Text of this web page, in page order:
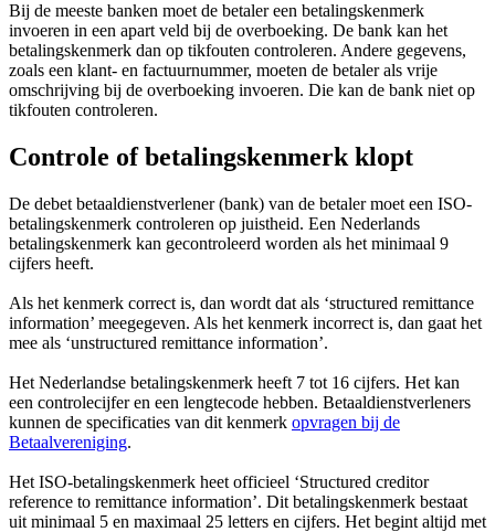
Bij de meeste banken moet de betaler een betalingskenmerk
invoeren in een apart veld bij de overboeking. De bank kan het
betalingskenmerk dan op tikfouten controleren. Andere gegevens,
zoals een klant- en factuurnummer, moeten de betaler als vrije
omschrijving bij de overboeking invoeren. Die kan de bank niet op
tikfouten controleren.
Controle of betalingskenmerk klopt
De debet betaaldienstverlener (bank) van de betaler moet een ISO-
betalingskenmerk controleren op juistheid. Een Nederlands
betalingskenmerk kan gecontroleerd worden als het minimaal 9
cijfers heeft.
Als het kenmerk correct is, dan wordt dat als ‘structured remittance
information’ meegegeven. Als het kenmerk incorrect is, dan gaat het
mee als ‘unstructured remittance information’.
Het Nederlandse betalingskenmerk heeft 7 tot 16 cijfers. Het kan
een controlecijfer en een lengtecode hebben. Betaaldienstverleners
kunnen de specificaties van dit kenmerk opvragen bij de
Betaalvereniging.
Het ISO-betalingskenmerk heet officieel ‘Structured creditor
reference to remittance information’. Dit betalingskenmerk bestaat
uit minimaal 5 en maximaal 25 letters en cijfers. Het begint altijd met